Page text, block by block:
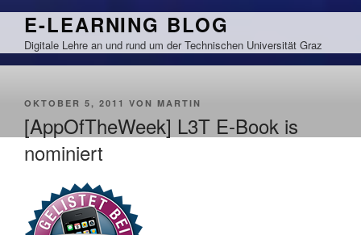
Zum
springen
E-LEARNING BLOG
Digitale Lehre an und rund um der Technischen Universität Graz
VERÖFFENTLICHT
OKTOBER 5, 2011 VON MARTIN
[AppOfTheWeek] L3T E-Book is
nominiert